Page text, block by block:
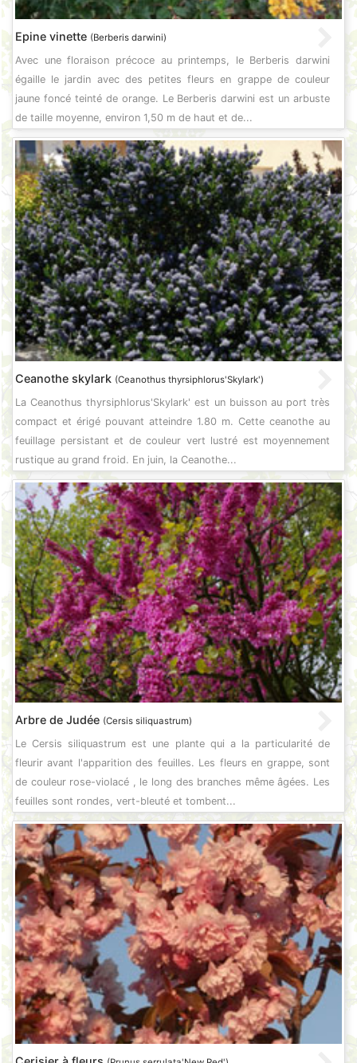
Epine vinette (Berberis darwini)
Avec une floraison précoce au printemps, le Berberis darwini
égaille le jardin avec des petites fleurs en grappe de couleur
jaune foncé teinté de orange. Le Berberis darwini est un arbuste
de taille moyenne, environ 1,50 m de haut et de...
Ceanothe skylark (Ceanothus thyrsiphlorus'Skylark')
La Ceanothus thyrsiphlorus'Skylark' est un buisson au port très
compact et érigé pouvant atteindre 1.80 m. Cette ceanothe au
feuillage persistant et de couleur vert lustré est moyennement
rustique au grand froid. En juin, la Ceanothe...
Arbre de Judée (Cersis siliquastrum)
Le Cersis siliquastrum est une plante qui a la particularité de
fleurir avant l'apparition des feuilles. Les fleurs en grappe, sont
de couleur rose-violacé , le long des branches même âgées. Les
feuilles sont rondes, vert-bleuté et tombent...